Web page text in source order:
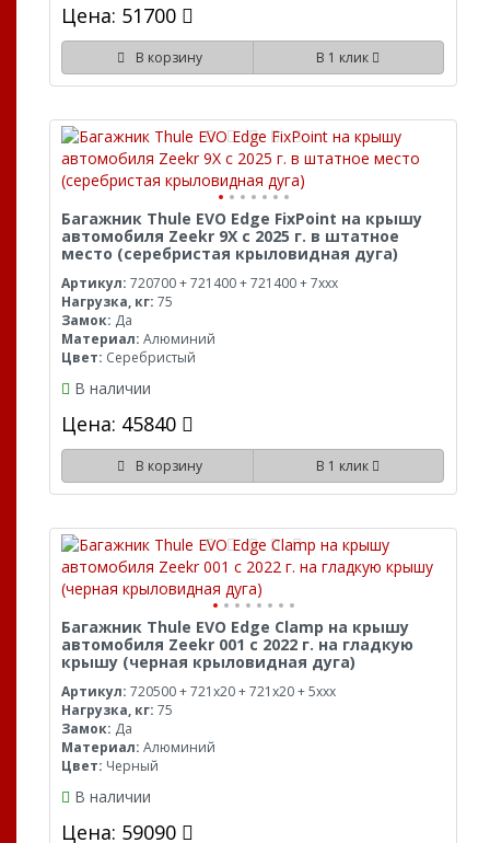
Цена: 51700
В корзину В 1 клик
Багажник Thule EVO Edge FixPoint на крышу
автомобиля Zeekr 9X с 2025 г. в штатное
место (серебристая крыловидная дуга)
Артикул: 720700 + 721400 + 721400 + 7xxx
Нагрузка, кг: 75
Замок: Да
Материал: Алюминий
Цвет: Серебристый
В наличии
Цена: 45840
В корзину В 1 клик
Багажник Thule EVO Edge Clamp на крышу
автомобиля Zeekr 001 с 2022 г. на гладкую
крышу (черная крыловидная дуга)
Артикул: 720500 + 721x20 + 721x20 + 5xxx
Нагрузка, кг: 75
Замок: Да
Материал: Алюминий
Цвет: Черный
В наличии
Цена: 59090